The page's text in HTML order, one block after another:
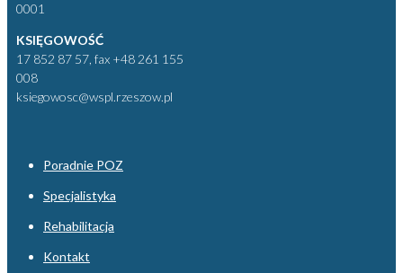
0001
KSIĘGOWOŚĆ
17 852 87 57, fax +48 261 155
008
ksiegowosc@wspl.rzeszow.pl
Poradnie POZ
Specjalistyka
Rehabilitacja
Kontakt